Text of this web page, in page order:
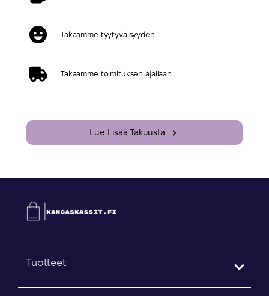
Takaamme tyytyväisyyden
Takaamme toimituksen ajallaan
Lue Lisää Takuusta
Tuotteet